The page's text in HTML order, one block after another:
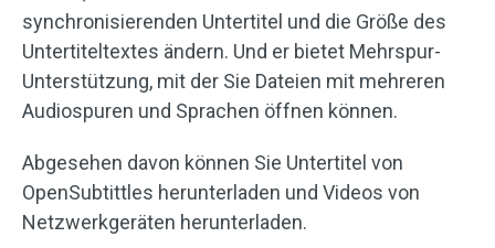
synchronisierenden Untertitel und die Größe des
Untertiteltextes ändern. Und er bietet Mehrspur-
Unterstützung, mit der Sie Dateien mit mehreren
Audiospuren und Sprachen öffnen können.
Abgesehen davon können Sie Untertitel von
OpenSubtittles herunterladen und Videos von
Netzwerkgeräten herunterladen.